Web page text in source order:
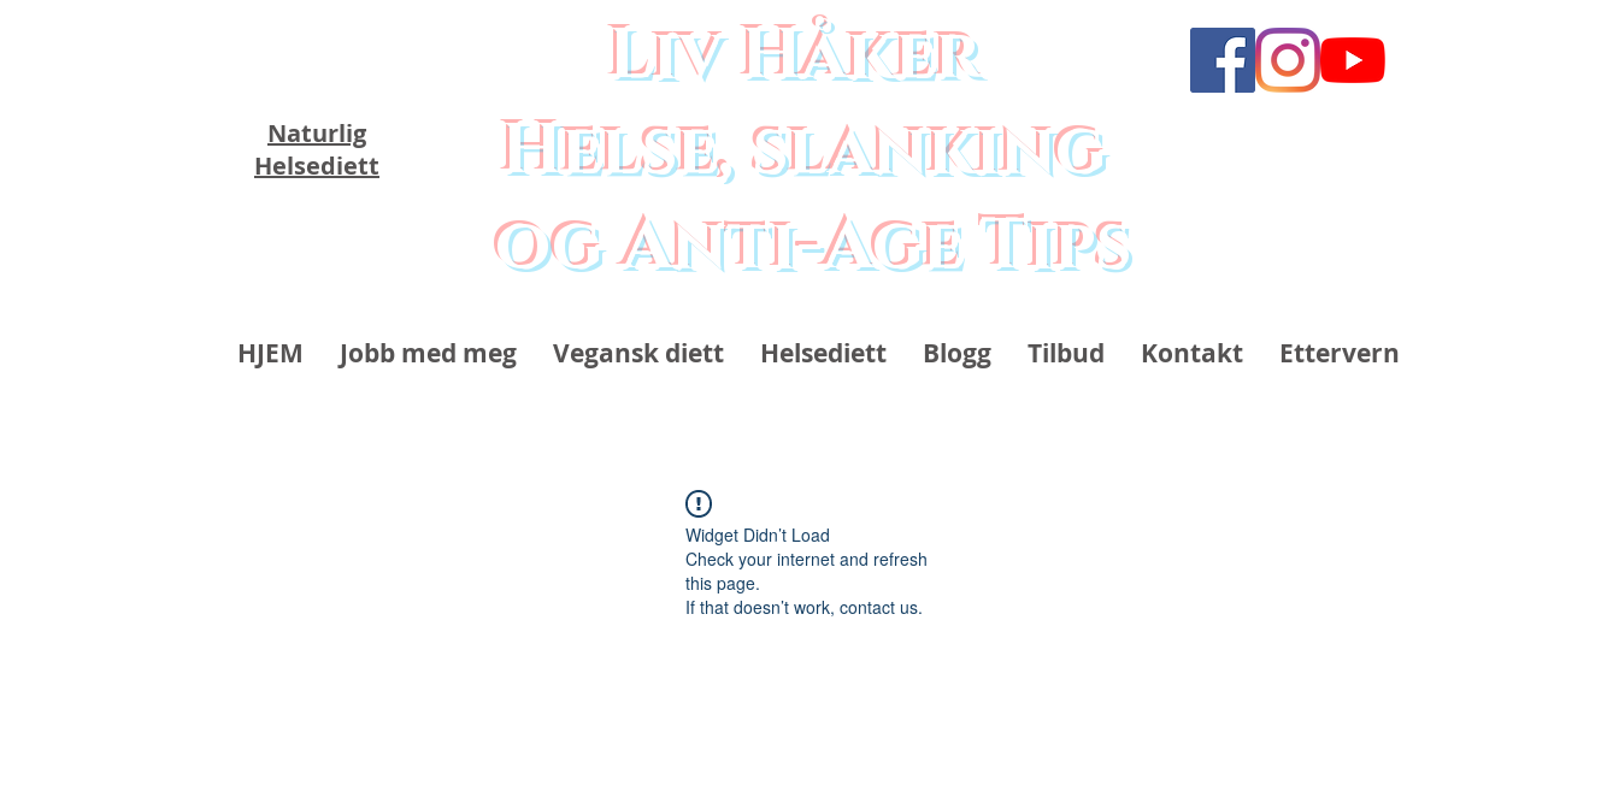
Liv Håker
Helse, slanking
og Anti-Age Tips
Naturlig
Helsediett
HJEM Jobb med meg Vegansk diett Helsediett Blogg Tilbud Kontakt Ettervern
Widget Didn’t Load
Check your internet and refresh
this page.
If that doesn’t work, contact us.